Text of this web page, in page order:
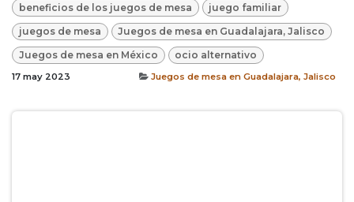
beneficios de los juegos de mesa juego familiar
juegos de mesa Juegos de mesa en Guadalajara, Jalisco
Juegos de mesa en México ocio alternativo
17 may 2023 Juegos de mesa en Guadalajara, Jalisco